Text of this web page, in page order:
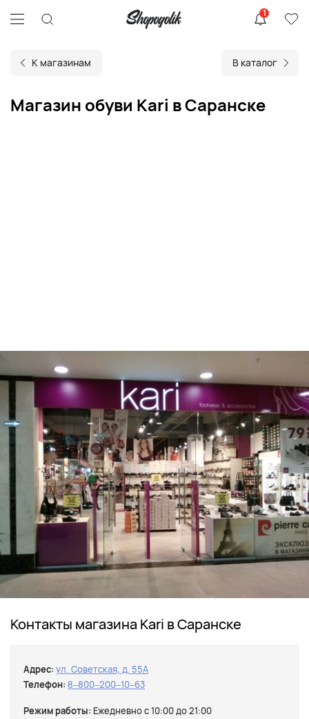
1
К магазинам В каталог
Магазин обуви Kari в Саранске
Контакты магазина Kari в Саранске
Адрес: ул. Советская, д. 55А
Телефон: 8‒800‒200‒10‒63
Режим работы: Ежедневно с 10:00 до 21:00